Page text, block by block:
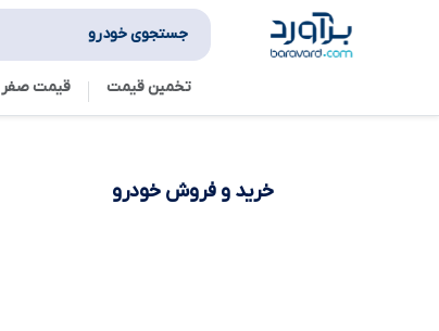
جستجوی خودرو
تخمین قیمت قیمت صفر
خرید و فروش خودرو